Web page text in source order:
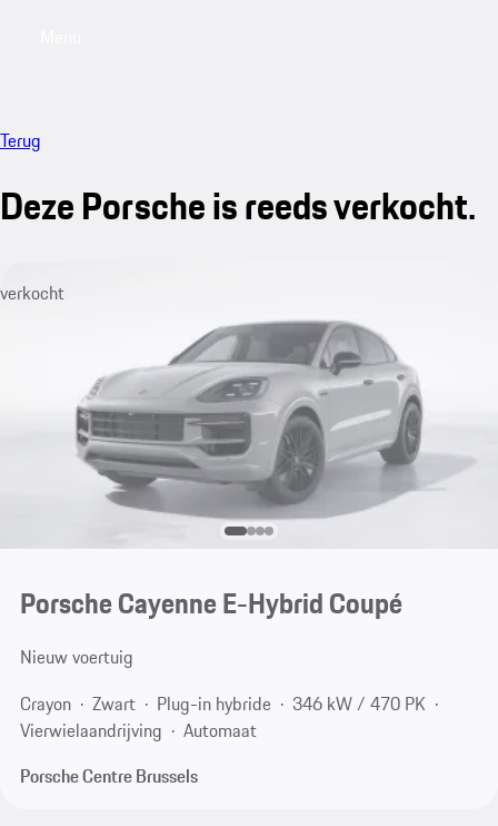
Terug
Deze Porsche is reeds verkocht.
verkocht
Porsche Cayenne E-Hybrid Coupé
Nieuw voertuig
Crayon
Zwart Plug-in hybride
346 kW / 470 PK
Vierwielaandrijving
Automaat
Porsche Centre Brussels